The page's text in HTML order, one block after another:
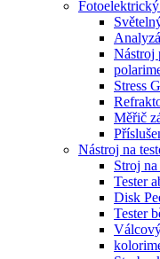
Nástroj
Stress
Měřič
Nástroj na
Stroj
Tester
Disk
Tester